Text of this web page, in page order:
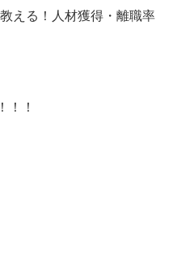
える！人材獲得・離職率
！！